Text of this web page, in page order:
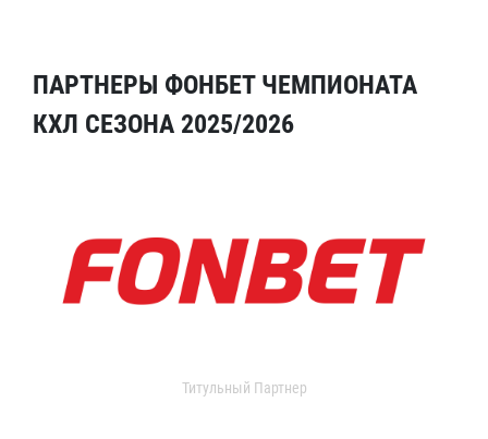
ПАРТНЕРЫ ФОНБЕТ ЧЕМПИОНАТА
КХЛ СЕЗОНА 2025/2026
Титульный Партнер